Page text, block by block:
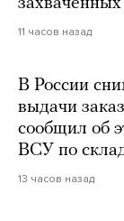
11 часов назад
В России
выдачи
сообщил об
ВСУ по
13 часов назад